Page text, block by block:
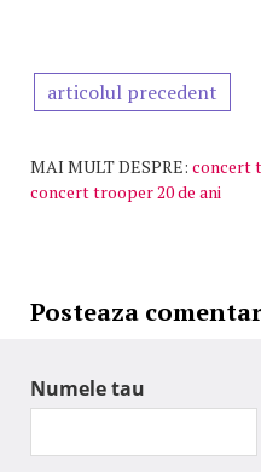
articolul precedent
MAI MULT DESPRE: concert
concert trooper 20 de ani
Posteaza
Numele tau